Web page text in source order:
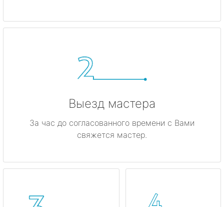
Выезд мастера
За час до согласованного времени с Вами
свяжется мастер.